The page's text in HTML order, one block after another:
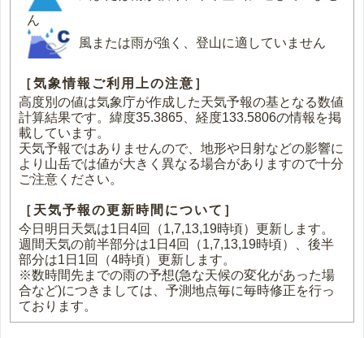
ん
風または雨が強く、登山に適していません
［気象情報ご利用上の注意］
高度別の値は気象庁が作成した天気予報の基となる数値
計算結果です。緯度35.3865、経度133.5806の情報を掲
載しています。
天気予報ではありませんので、地形や日射などの影響に
より山岳では値が大きく異なる場合がありますので十分
ご注意ください。
［天気予報の更新時間について］
今日明日天気は1日4回（1,7,13,19時頃）更新します。
週間天気の前半部分は1日4回（1,7,13,19時頃）、後半
部分は1日1回（4時頃）更新します。
※数時間先までの雨の予想(急な天候の変化があった場
合など)につきましては、予測地点毎に毎時修正を行っ
ております。